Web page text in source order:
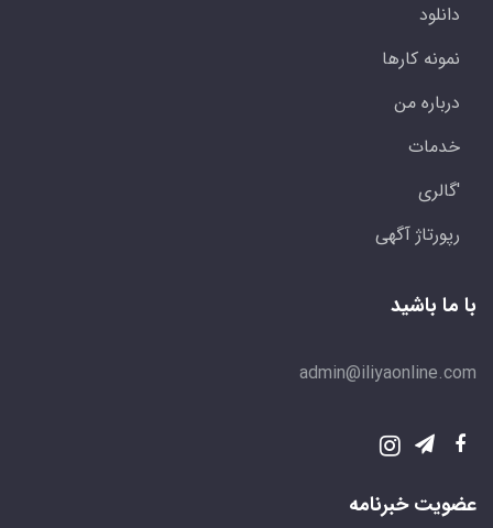
دانلود
نمونه کارها
درباره من
خدمات
'گالری
رپورتاژ آگهی
با ما باشید
admin@iliyaonline.com
عضویت خبرنامه